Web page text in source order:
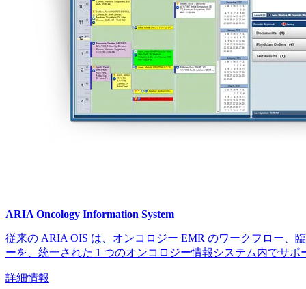
ARIA Oncology Information System
従来の ARIA OIS は、オンコロジー EMR のワークフロー、
ーを、統一された 1 つのオンコロジー情報システム内でサポ
詳細情報